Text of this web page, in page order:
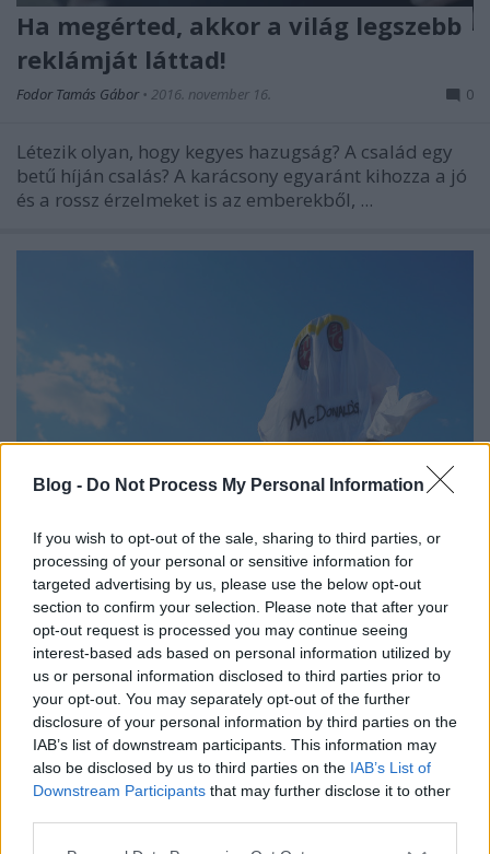
Blog - Do Not Process My Personal Information
If you wish to opt-out of the sale, sharing to third parties, or
processing of your personal or sensitive information for
targeted advertising by us, please use the below opt-out
section to confirm your selection. Please note that after your
opt-out request is processed you may continue seeing
interest-based ads based on personal information utilized by
us or personal information disclosed to third parties prior to
your opt-out. You may separately opt-out of the further
disclosure of your personal information by third parties on the
IAB’s list of downstream participants. This information may
also be disclosed by us to third parties on the IAB’s List of
Downstream Participants that may further disclose it to other
Ha megérted, akkor a világ legszebb
reklámját láttad!
Fodor Tamás Gábor • 2016. november 16. 0
Létezik olyan, hogy kegyes hazugság? A család egy
betű híján csalás? A karácsony egyaránt kihozza a jó
és a rossz érzelmeket is az emberekből, ...
Így kóstolta fel a Burger King a
Mekit Halloween alkalmából:
BOOOOO
Fodor Tamás Gábor 2016. október 28.
Halloween. Az ünnep, ami egy kelta hagyományból
kelt életre, több ünnepet is magába foglalva, mint
például a keresztény vallásból ismert halottak ...